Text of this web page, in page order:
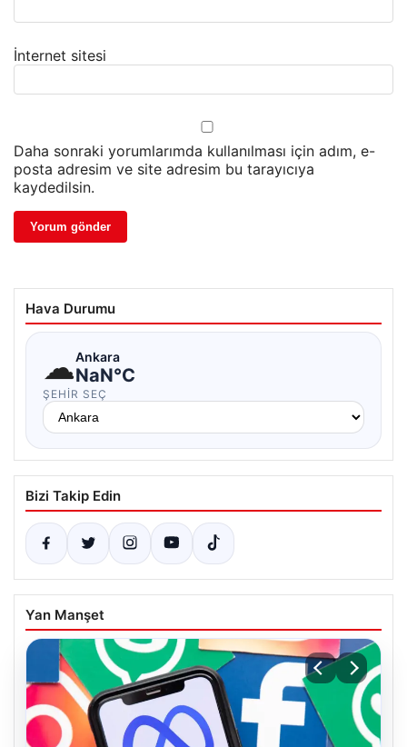
İnternet sitesi
Daha sonraki yorumlarımda kullanılması için adım, e-
posta adresim ve site adresim bu tarayıcıya
kaydedilsin.
Hava Durumu
☁Ankara
NaN°C
ŞEHIR SEÇ
Bizi Takip Edin
Yan Manşet